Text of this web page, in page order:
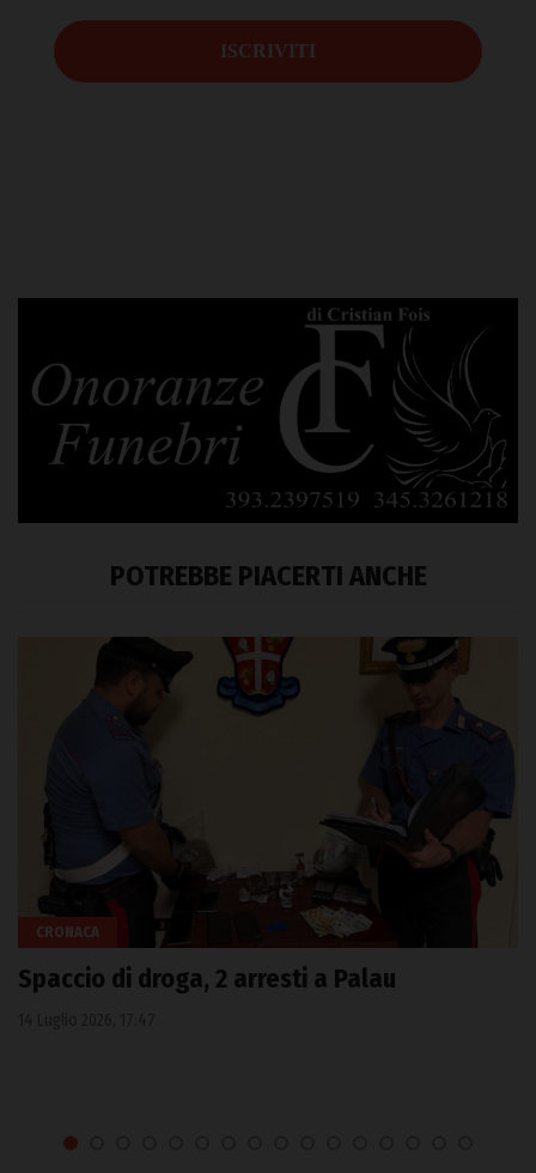
POTREBBE PIACERTI ANCHE
CRONACA
Spaccio di droga, 2 arresti a Palau